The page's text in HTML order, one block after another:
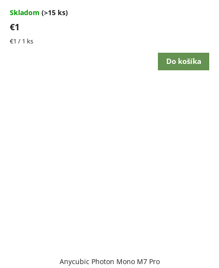
Skladom (>15 ks)
€1
Jednotková
€1 / 1 ks
Do košíka
Anycubic Photon Mono M7 Pro